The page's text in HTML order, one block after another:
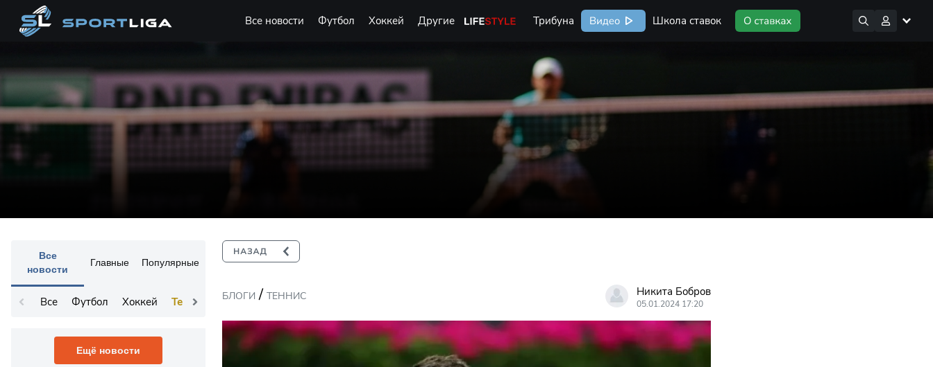
Все новости Футбол Хоккей Другие Life Style Трибуна Видео Школа ставок
Все
новости
Главные Популярные
Все Футбол Хоккей Теннис Остальное
Ещё новости
БЛОГИ / ТЕННИС Никита Бобров
05.01.2024 17:20